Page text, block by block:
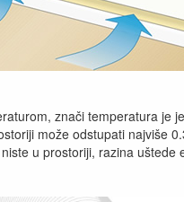
znači temperatura je
može odstupati najviše
u prostoriji, razina uštede